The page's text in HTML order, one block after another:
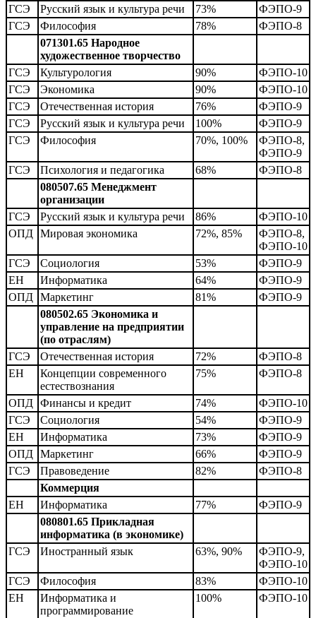
ГСЭ
Русский язык и культура речи 73%
ФЭПО-9
ГСЭ
Философия 78%
ФЭПО-8
071301.65 Народное
художественное творчество
ГСЭ
Культурология 90%
ФЭПО-10
ГСЭ
Экономика 90%
ФЭПО-10
ГСЭ
Отечественная история 76%
ФЭПО-9
ГСЭ
Русский язык и культура речи 100%
ФЭПО-9
ГСЭ
Философия 70%, 100%
ФЭПО-8,
ФЭПО-9
ГСЭ
Психология и педагогика 68%
ФЭПО-8
080507.65 Менеджмент
организации
ГСЭ
Русский язык и культура речи 86%
ФЭПО-10
ОПД Мировая экономика 72%, 85%
ФЭПО-8,
ФЭПО-10
ГСЭ
Социология 53%
ФЭПО-9
ЕН
Информатика 64%
ФЭПО-9
ОПД Маркетинг 81%
ФЭПО-9
080502.65 Экономика и
управление на предприятии
(по отраслям)
ГСЭ
Отечественная история 72%
ФЭПО-8
ЕН
Концепции современного
естествознания
75% ФЭПО-8
ОПД Финансы и кредит 74%
ФЭПО-10
ГСЭ
Социология 54%
ФЭПО-9
ЕН
Информатика 73%
ФЭПО-9
ОПД Маркетинг 66%
ФЭПО-9
ГСЭ
Правоведение 82%
ФЭПО-8
Коммерция
ЕН
Информатика 77%
ФЭПО-9
080801.65 Прикладная
информатика (в экономике)
ГСЭ
Иностранный язык 63%, 90%
ФЭПО-9,
ФЭПО-10
ГСЭ
Философия 83%
ФЭПО-10
ЕН
Информатика и
программирование
100% ФЭПО-10